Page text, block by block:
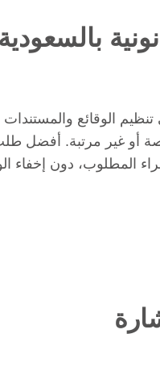
بالسعودية
الوقائع
أو غير مرتبة. أفضل
المطلوب، دون إخفاء